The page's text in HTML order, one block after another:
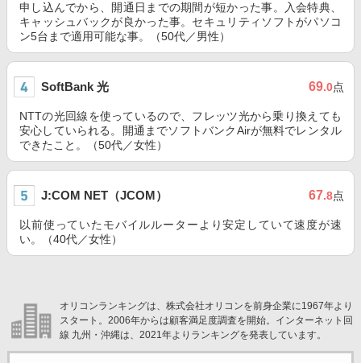
申し込んでから、開通日までの期間が短かった事。入会特典、
キャッシュバックが良かった事。セキュリティソフトがパソコ
ン5台まで適用可能な事。（50代／男性）
SoftBank 光 69.0点
NTTの光回線を使っているので、フレッツ光から乗り換えても
安心していられる。開通までソフトバンクAirが無料でレンタル
できたこと。（50代／女性）
J:COM NET（JCOM） 67.8点
以前使っていたモバイルルーターより安定していて速度が速
い。（40代／女性）
オリコンランキングは、株式会社オリコンを前身企業に1967年より
スタート。2006年からは顧客満足度調査を開始。インターネット回
線 九州・沖縄は、2021年よりランキングを発表しています。